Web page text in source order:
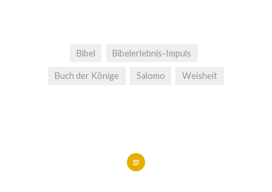
Bibel Bibelerlebnis-Impuls
Buch der Könige Salomo Weisheit